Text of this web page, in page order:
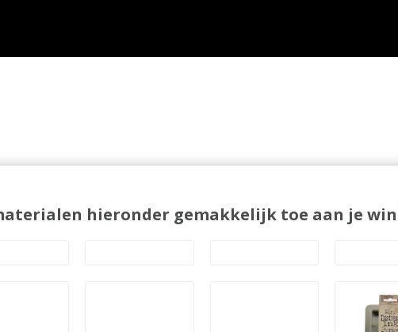
hieronder gemakkelijk toe aan je